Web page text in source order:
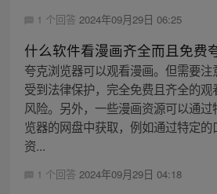
1 个回答 2024年09月29日 06:25
什么软件看漫画齐全而且免费
夸克浏览器可以观看漫画。但需要
受到法律保护，完全免费且齐全的
风险。另外，一些漫画资源可以通
览器的网盘中获取，例如通过特定
资...
1 个回答 2024年09月29日 04:18